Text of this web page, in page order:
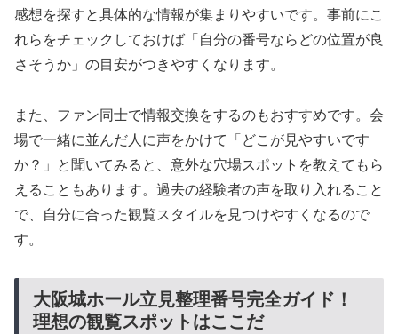
感想を探すと具体的な情報が集まりやすいです。事前にこ
れらをチェックしておけば「自分の番号ならどの位置が良
さそうか」の目安がつきやすくなります。
また、ファン同士で情報交換をするのもおすすめです。会
場で一緒に並んだ人に声をかけて「どこが見やすいです
か？」と聞いてみると、意外な穴場スポットを教えてもら
えることもあります。過去の経験者の声を取り入れること
で、自分に合った観覧スタイルを見つけやすくなるので
す。
大阪城ホール立見整理番号完全ガイド！
理想の観覧スポットはここだ